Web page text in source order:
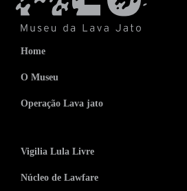
Home
O Museu
Operação Lava jato
Vigilia Lula Livre
Núcleo de Lawfare